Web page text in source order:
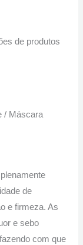
/ Máscara
de
e firmeza. As
e sebo
com que